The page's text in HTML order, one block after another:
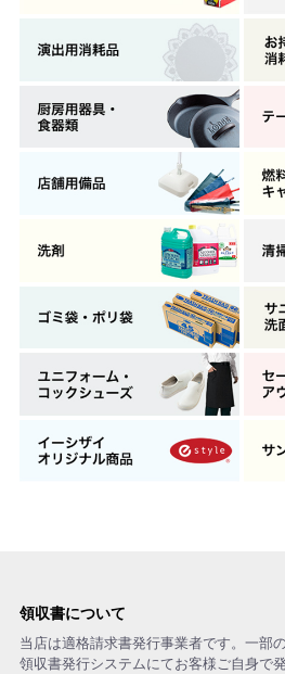
領収書について
当店は適格請求書発行事業者です。一部
領収書発行システムにてお客様ご自身で